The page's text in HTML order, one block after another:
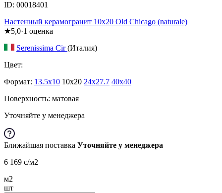
ID: 00018401
Настенный керамогранит 10х20 Old Chicago (naturale)
★5,0·1 оценка
Serenissima Cir(Италия)
Цвет:
Формат: 13.5x10 10x20 24x27.7 40x40
Поверхность: матовая
Уточняйте у менеджера
Ближайшая поставка Уточняйте у менеджера
6 169 c/м2
м2
шт